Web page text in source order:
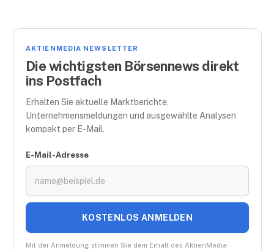
AKTIENMEDIA NEWSLETTER
Die wichtigsten Börsennews direkt
ins Postfach
Erhalten Sie aktuelle Marktberichte,
Unternehmensmeldungen und ausgewählte Analysen
kompakt per E-Mail.
E-Mail-Adresse
KOSTENLOS ANMELDEN
Mit der Anmeldung stimmen Sie dem Erhalt des AktienMedia-